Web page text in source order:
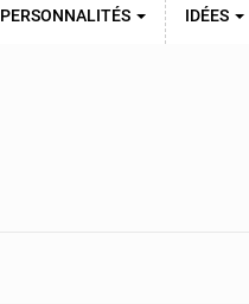
PERSONNALITÉS IDÉES